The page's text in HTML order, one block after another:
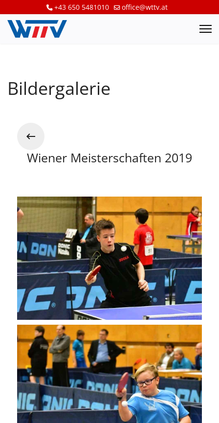
+43 650 5481010 office@wttv.at
Bildergalerie
Wiener Meisterschaften 2019